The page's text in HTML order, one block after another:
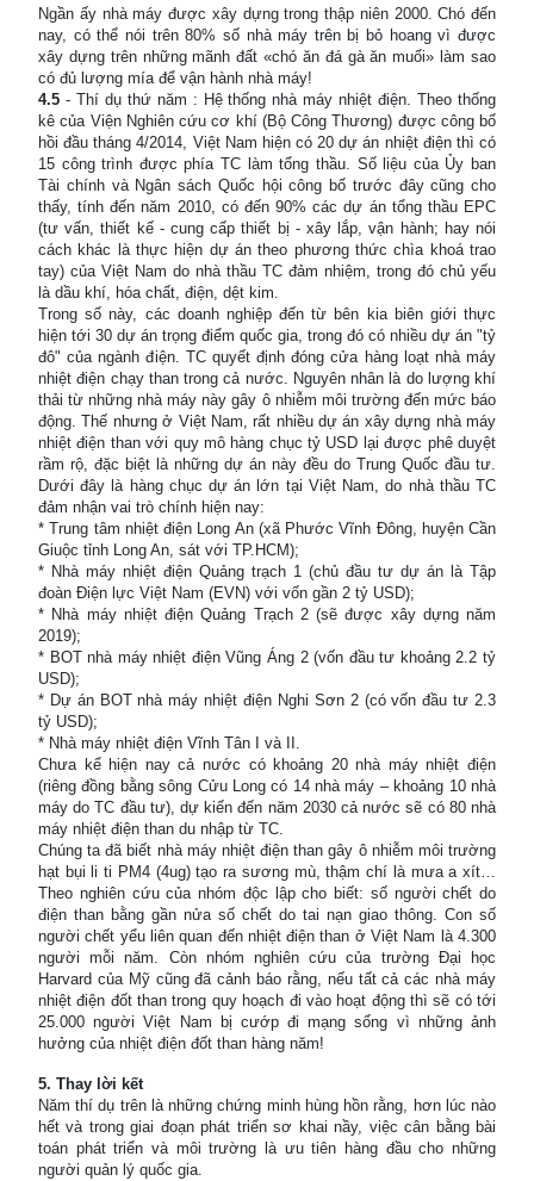
Ngần ấy nhà máy được xây dựng trong thập niên 2000. Chó đến
nay, có thể nói trên 80% số nhà máy trên bị bỏ hoang vì được
xây dựng trên những mãnh đất «chó ăn đá gà ăn muối» làm sao
có đủ lượng mía để vận hành nhà máy!
4.5 - Thí dụ thứ năm : Hệ thống nhà máy nhiệt điện. Theo thống
kê của Viện Nghiên cứu cơ khí (Bộ Công Thương) được công bố
hồi đầu tháng 4/2014, Việt Nam hiện có 20 dự án nhiệt điện thì có
15 công trình được phía TC làm tổng thầu. Số liệu của Ủy ban
Tài chính và Ngân sách Quốc hội công bố trước đây cũng cho
thấy, tính đến năm 2010, có đến 90% các dự án tổng thầu EPC
(tư vấn, thiết kế - cung cấp thiết bị - xây lắp, vận hành; hay nói
cách khác là thực hiện dự án theo phương thức chìa khoá trao
tay) của Việt Nam do nhà thầu TC đảm nhiệm, trong đó chủ yếu
là dầu khí, hóa chất, điện, dệt kim.
Trong số này, các doanh nghiệp đến từ bên kia biên giới thực
hiện tới 30 dự án trọng điểm quốc gia, trong đó có nhiều dự án "tỷ
đô" của ngành điện. TC quyết định đóng cửa hàng loạt nhà máy
nhiệt điện chạy than trong cả nước. Nguyên nhân là do lượng khí
thải từ những nhà máy này gây ô nhiễm môi trường đến mức báo
động. Thế nhưng ở Việt Nam, rất nhiều dự án xây dựng nhà máy
nhiệt điện than với quy mô hàng chục tỷ USD lại được phê duyệt
rầm rộ, đặc biệt là những dự án này đều do Trung Quốc đầu tư.
Dưới đây là hàng chục dự án lớn tại Việt Nam, do nhà thầu TC
đảm nhận vai trò chính hiện nay:
* Trung tâm nhiệt điện Long An (xã Phước Vĩnh Đông, huyện Cần
Giuộc tỉnh Long An, sát với TP.HCM);
* Nhà máy nhiệt điện Quảng trạch 1 (chủ đầu tư dự án là Tập
đoàn Điện lực Việt Nam (EVN) với vốn gần 2 tỷ USD);
* Nhà máy nhiệt điện Quảng Trạch 2 (sẽ được xây dựng năm
2019);
* BOT nhà máy nhiệt điện Vũng Áng 2 (vốn đầu tư khoảng 2.2 tỷ
USD);
* Dự án BOT nhà máy nhiệt điện Nghi Sơn 2 (có vốn đầu tư 2.3
tỷ USD);
* Nhà máy nhiệt điện Vĩnh Tân I và II.
Chưa kể hiện nay cả nước có khoảng 20 nhà máy nhiệt điện
(riêng đồng bằng sông Cửu Long có 14 nhà máy – khoảng 10 nhà
máy do TC đầu tư), dự kiến đến năm 2030 cả nước sẽ có 80 nhà
máy nhiệt điện than du nhập từ TC.
Chúng ta đã biết nhà máy nhiệt điện than gây ô nhiễm môi trường
hạt bụi li ti PM4 (4ug) tạo ra sương mù, thậm chí là mưa a xít…
Theo nghiên cứu của nhóm độc lập cho biết: số người chết do
điện than bằng gần nửa số chết do tai nạn giao thông. Con số
người chết yểu liên quan đến nhiệt điện than ở Việt Nam là 4.300
người mỗi năm. Còn nhóm nghiên cứu của trường Đại học
Harvard của Mỹ cũng đã cảnh báo rằng, nếu tất cả các nhà máy
nhiệt điện đốt than trong quy hoạch đi vào hoạt động thì sẽ có tới
25.000 người Việt Nam bị cướp đi mạng sống vì những ảnh
hưởng của nhiệt điện đốt than hàng năm!
5. Thay lời kết
Năm thí dụ trên là những chứng minh hùng hồn rằng, hơn lúc nào
hết và trong giai đoạn phát triển sơ khai nầy, việc cân bằng bài
toán phát triển và môi trường là ưu tiên hàng đầu cho những
người quản lý quốc gia.